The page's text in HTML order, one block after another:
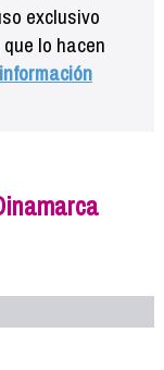
exclusivo
lo hacen